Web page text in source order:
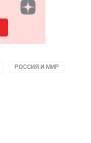
РОССИЯ И МИР